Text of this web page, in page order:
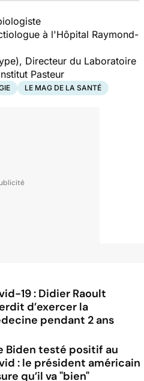
à l'Hôpital Raymond-
Directeur du Laboratoire
Pasteur
LE MAG DE LA SANTÉ
19 : Didier Raoult
d’exercer la
pendant 2 ans
Biden testé positif au
: le président américain
qu’il va "bien"